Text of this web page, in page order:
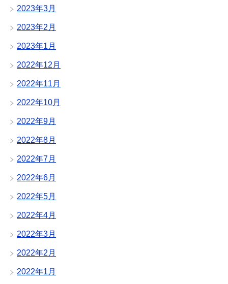
2023年3月
2023年2月
2023年1月
2022年12月
2022年11月
2022年10月
2022年9月
2022年8月
2022年7月
2022年6月
2022年5月
2022年4月
2022年3月
2022年2月
2022年1月